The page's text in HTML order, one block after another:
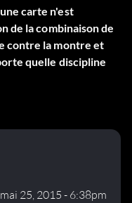
carte n'est
de la combinaison de
contre la montre et
quelle discipline
mai 25, 2015 - 6:38pm